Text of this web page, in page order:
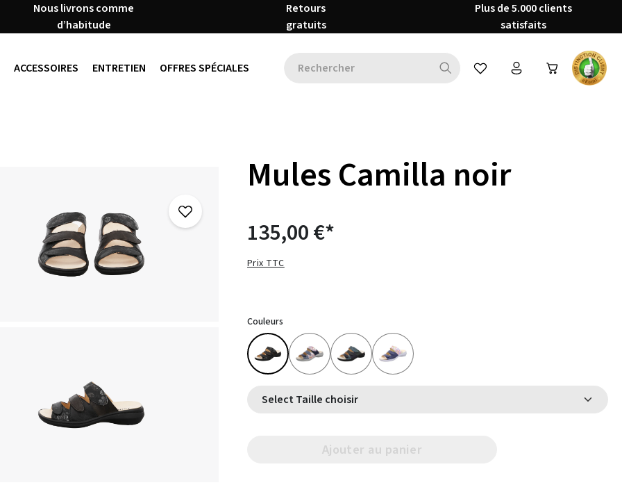
Nous livrons comme
d’habitude
Retours
gratuits
Plus de 5.000 clients
satisfaits
ACCESSOIRES ENTRETIEN OFFRES SPÉCIALES Vous avez 0 articles dans votre
Mules Camilla noir
135,00 €*
Prix TTC
Couleurs
Select Taille choisir
Ajouter au panier